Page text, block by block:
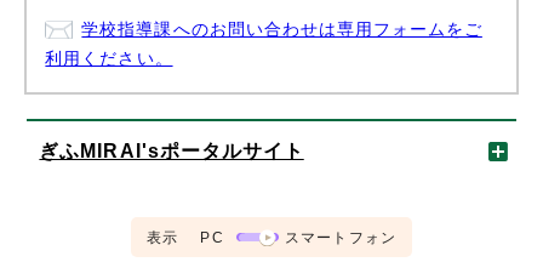
学校指導課へのお問い合わせは専用フォームをご
利用ください。
ぎふMIRAI'sポータルサイト
表示 PC スマートフォン